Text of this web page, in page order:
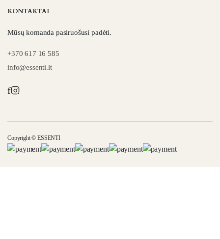
KONTAKTAI
Mūsų komanda pasiruošusi padėti.
+370 617 16 585
info@essenti.lt
f
Copyright © ESSENTI